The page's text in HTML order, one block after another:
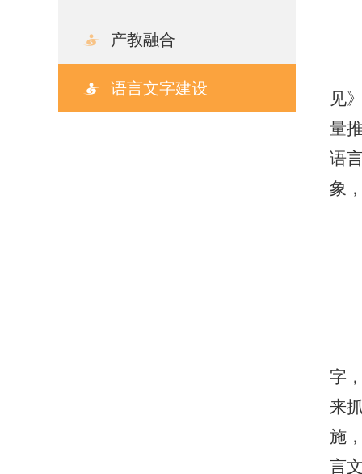
产教融合
语言文字建设
见》
量
语
象
字
来
施
言